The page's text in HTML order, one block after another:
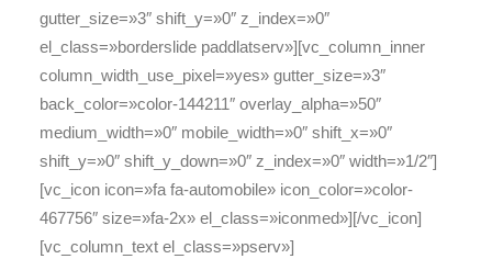
gutter_size=»3″ shift_y=»0″ z_index=»0″
el_class=»borderslide paddlatserv»][vc_column_inner
column_width_use_pixel=»yes» gutter_size=»3″
back_color=»color-144211″ overlay_alpha=»50″
medium_width=»0″ mobile_width=»0″ shift_x=»0″
shift_y=»0″ shift_y_down=»0″ z_index=»0″ width=»1/2″]
[vc_icon icon=»fa fa-automobile» icon_color=»color-
467756″ size=»fa-2x» el_class=»iconmed»][/vc_icon]
[vc_column_text el_class=»pserv»]